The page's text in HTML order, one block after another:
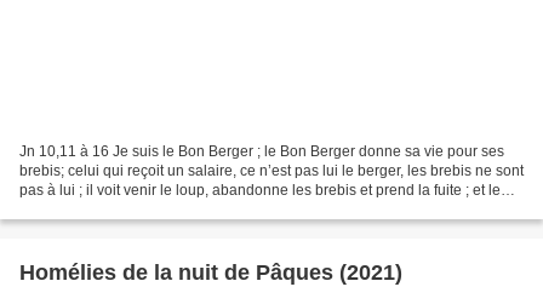
Jn 10,11 à 16 Je suis le Bon Berger ; le Bon Berger donne sa vie pour ses
brebis; celui qui reçoit un salaire, ce n’est pas lui le berger, les brebis ne sont
pas à lui ; il voit venir le loup, abandonne les brebis et prend la fuite ; et le
Homélies de la nuit de Pâques (2021)